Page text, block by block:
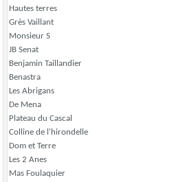
Hautes terres
Grès Vaillant
Monsieur S
JB Senat
Benjamin Taillandier
Benastra
Les Abrigans
De Mena
Plateau du Cascal
Colline de l'hirondelle
Dom et Terre
Les 2 Anes
Mas Foulaquier